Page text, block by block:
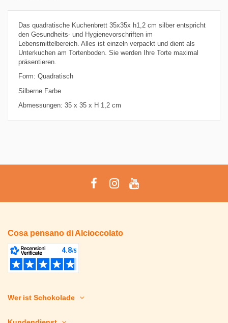
Das quadratische Kuchenbrett 35x35x h1,2 cm silber entspricht
den Gesundheits- und Hygienevorschriften im
Lebensmittelbereich. Alles ist einzeln verpackt und dient als
Unterkuchen am Tortenboden. Sie werden Ihre Torte maximal
präsentieren.
Form: Quadratisch
Silberne Farbe
Abmessungen: 35 x 35 x H 1,2 cm
Cosa pensano di Alcioccolato
Wer ist Schokolade